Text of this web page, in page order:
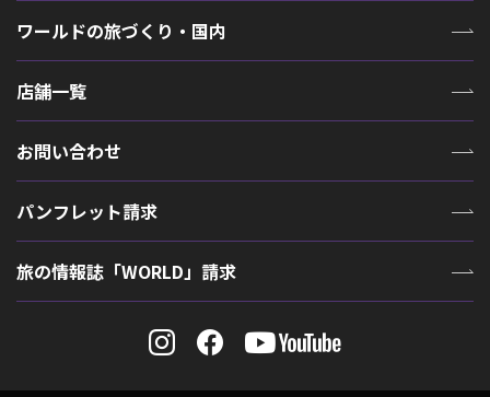
ワールドの旅づくり・国内
店舗一覧
お問い合わせ
パンフレット請求
旅の情報誌「WORLD」請求